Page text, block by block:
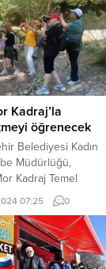
olmaya devam
(İGFA) – Denizli
üreticiye 50 bin adet
zeytin
ve
4 bin 332
258...
Kadraj’la
öğrenecek
Belediyesi Kadın
Müdürlüğü,
Kadraj Temel
düzenliyor.
kadınlar, 6
başvuruda
(İGFA) –
pek çok eğitim
07:25 0